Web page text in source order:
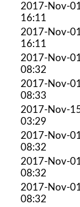
2017-Nov-
16:11
2017-Nov-
16:11
2017-Nov-
08:32
2017-Nov-
08:33
2017-Nov-
03:29
2017-Nov-
08:32
2017-Nov-
08:32
2017-Nov-
08:32